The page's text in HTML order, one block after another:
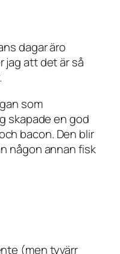
dagar äro
jag att det är så
som
skapade en god
bacon. Den blir
någon annan fisk
(men tyvärr